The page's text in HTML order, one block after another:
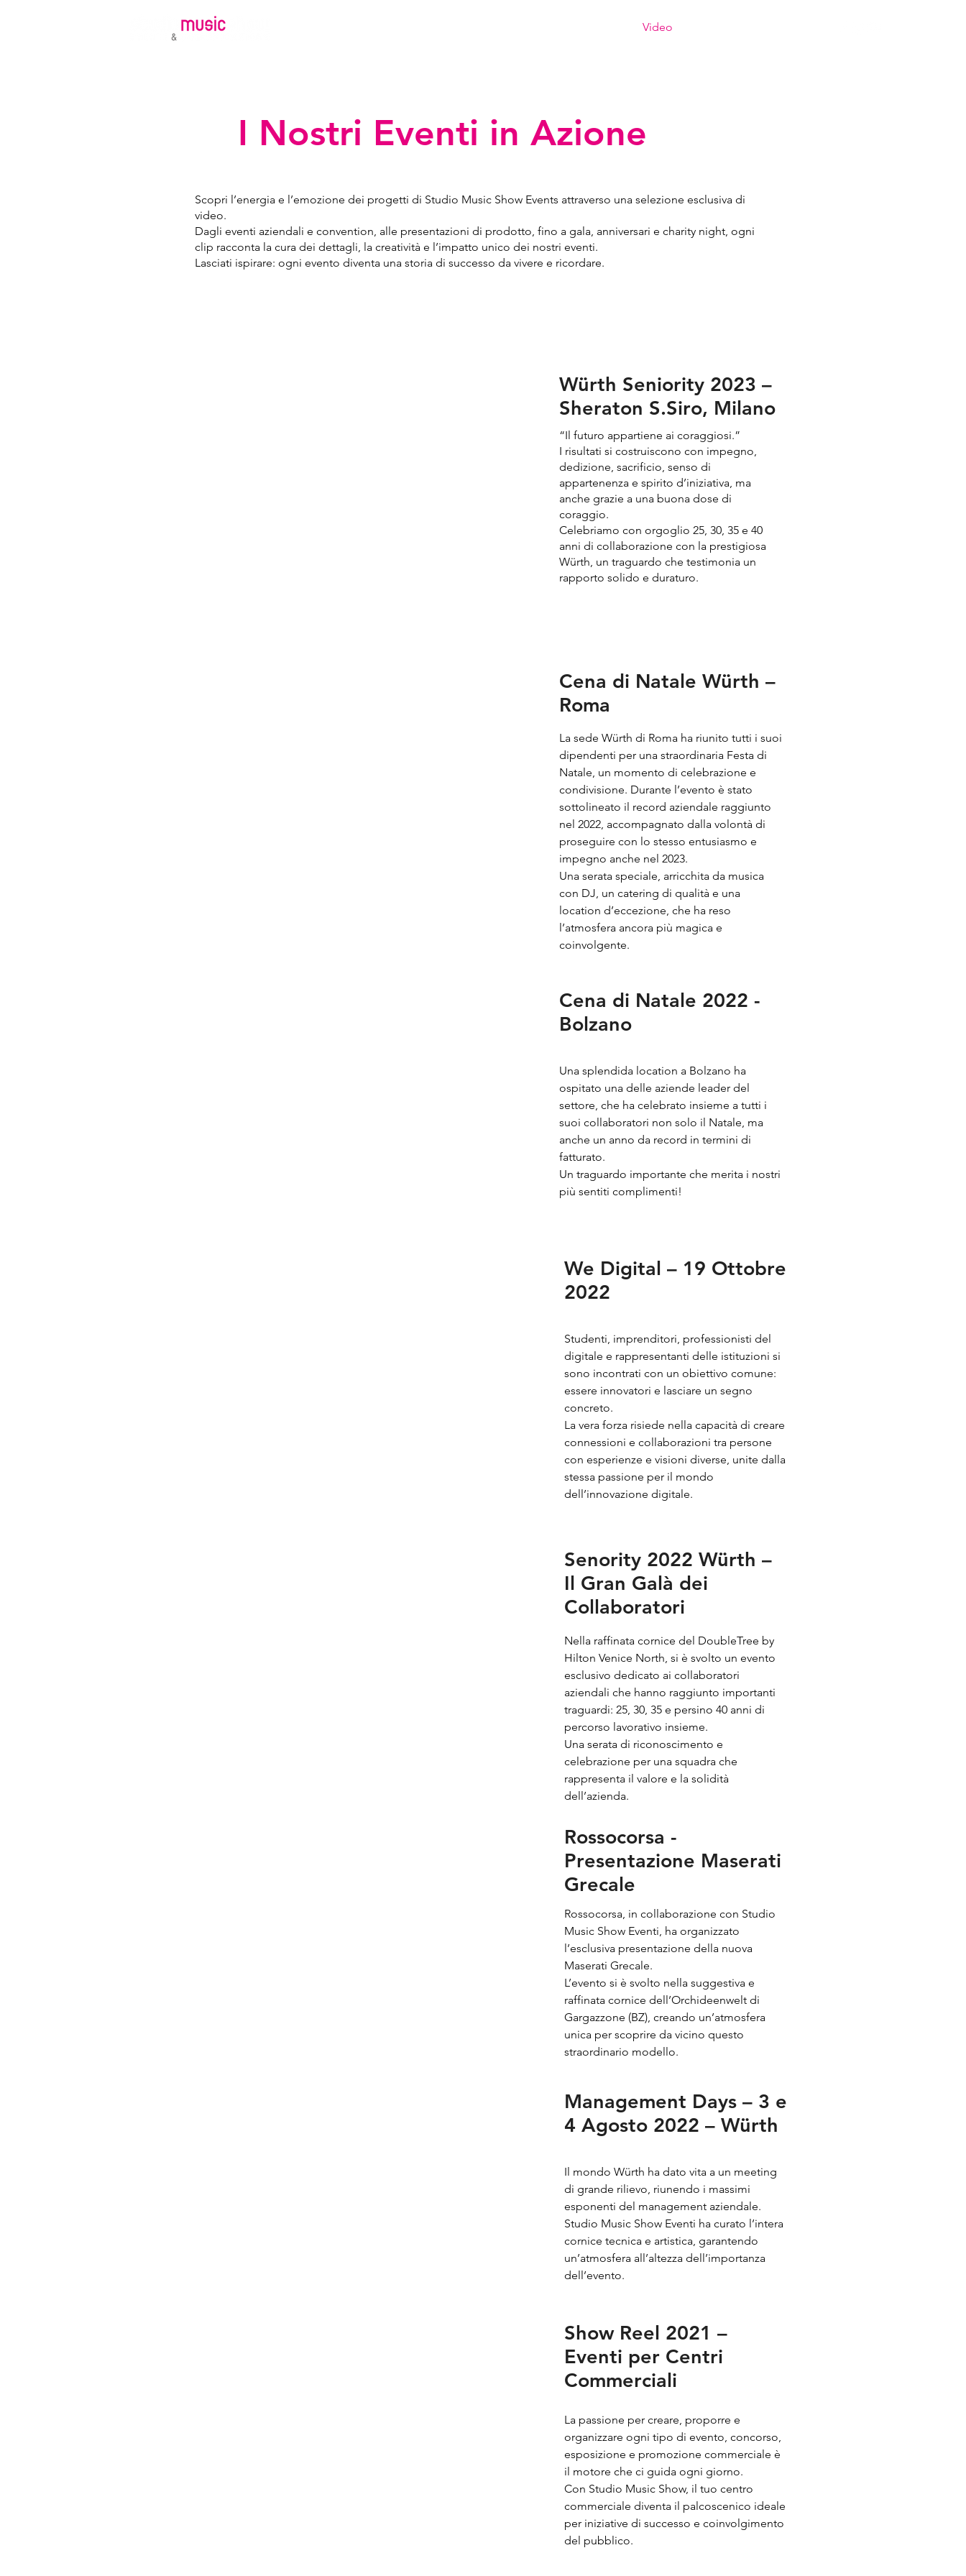
Video
I Nostri Eventi in Azione
Scopri l’energia e l’emozione dei progetti di Studio Music Show Events attraverso una selezione esclusiva di
video.
Dagli eventi aziendali e convention, alle presentazioni di prodotto, fino a gala, anniversari e charity night, ogni
clip racconta la cura dei dettagli, la creatività e l’impatto unico dei nostri eventi.
Lasciati ispirare: ogni evento diventa una storia di successo da vivere e ricordare.
Würth Seniority 2023 –
Sheraton S.Siro, Milano
“Il futuro appartiene ai coraggiosi.”
I risultati si costruiscono con impegno,
dedizione, sacrificio, senso di
appartenenza e spirito d’iniziativa, ma
anche grazie a una buona dose di
coraggio.
Celebriamo con orgoglio 25, 30, 35 e 40
anni di collaborazione con la prestigiosa
Würth, un traguardo che testimonia un
rapporto solido e duraturo.
Cena di Natale Würth –
Roma
La sede Würth di Roma ha riunito tutti i suoi
dipendenti per una straordinaria Festa di
Natale, un momento di celebrazione e
condivisione. Durante l’evento è stato
sottolineato il record aziendale raggiunto
nel 2022, accompagnato dalla volontà di
proseguire con lo stesso entusiasmo e
impegno anche nel 2023.
Una serata speciale, arricchita da musica
con DJ, un catering di qualità e una
location d’eccezione, che ha reso
l’atmosfera ancora più magica e
coinvolgente.
Cena di Natale 2022 -
Bolzano
Una splendida location a Bolzano ha
ospitato una delle aziende leader del
settore, che ha celebrato insieme a tutti i
suoi collaboratori non solo il Natale, ma
anche un anno da record in termini di
fatturato.
Un traguardo importante che merita i nostri
più sentiti complimenti!
We Digital – 19 Ottobre
2022
Studenti, imprenditori, professionisti del
digitale e rappresentanti delle istituzioni si
sono incontrati con un obiettivo comune:
essere innovatori e lasciare un segno
concreto.
La vera forza risiede nella capacità di creare
connessioni e collaborazioni tra persone
con esperienze e visioni diverse, unite dalla
stessa passione per il mondo
dell’innovazione digitale.
Senority 2022 Würth –
Il Gran Galà dei
Collaboratori
Nella raffinata cornice del DoubleTree by
Hilton Venice North, si è svolto un evento
esclusivo dedicato ai collaboratori
aziendali che hanno raggiunto importanti
traguardi: 25, 30, 35 e persino 40 anni di
percorso lavorativo insieme.
Una serata di riconoscimento e
celebrazione per una squadra che
rappresenta il valore e la solidità
dell’azienda.
Rossocorsa -
Presentazione Maserati
Grecale
Rossocorsa, in collaborazione con Studio
Music Show Eventi, ha organizzato
l’esclusiva presentazione della nuova
Maserati Grecale.
L’evento si è svolto nella suggestiva e
raffinata cornice dell’Orchideenwelt di
Gargazzone (BZ), creando un’atmosfera
unica per scoprire da vicino questo
straordinario modello.
Management Days – 3 e
4 Agosto 2022 – Würth
Il mondo Würth ha dato vita a un meeting
di grande rilievo, riunendo i massimi
esponenti del management aziendale.
Studio Music Show Eventi ha curato l’intera
cornice tecnica e artistica, garantendo
un’atmosfera all’altezza dell’importanza
dell’evento.
Show Reel 2021 –
Eventi per Centri
Commerciali
La passione per creare, proporre e
organizzare ogni tipo di evento, concorso,
esposizione e promozione commerciale è
il motore che ci guida ogni giorno.
Con Studio Music Show, il tuo centro
commerciale diventa il palcoscenico ideale
per iniziative di successo e coinvolgimento
del pubblico.